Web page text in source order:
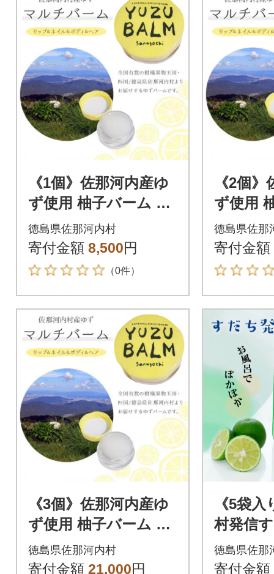
《1個》佐那河内産ゆ
ず使用 柚子バーム 5.5
g 手のひらサイズ!
さっと取り出せてす
ぐに潤います
徳島県佐那河内村
寄付金額 8,500円
（0件）
《2個
ず使用
g 手の
さっと
ぐに潤
徳島県佐那
寄付金額
《3個》佐那河内産ゆ
ず使用 柚子バーム 5.5
g 手のひらサイズ!
さっと取り出せてす
徳島県佐那河内村
寄付金額 21,000円
《5袋
村発信
料 使い
レット
徳島県佐那
寄付金額